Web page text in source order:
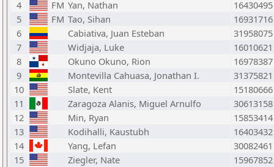
4
FM Yan, Nathan
16430495
5
FM Tao, Sihan
16931716
6
Cabiativa, Juan Esteban
31958075
7
Widjaja, Luke
16010621
8
Okuno Okuno, Rion
16978387
9
Montevilla Cahuasa, Jonathan I.
31375821
10
Slate, Kent
15180666
11
Zaragoza Alanis, Miguel Arnulfo
30613158
12
Min, Ryan
15853414
13
Kodihalli, Kaustubh
16403432
14
Yang, Lefan
30082461
15
Ziegler, Nate
15967852